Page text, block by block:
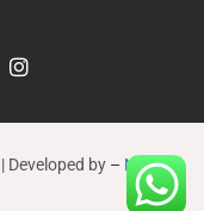
Developed by – New